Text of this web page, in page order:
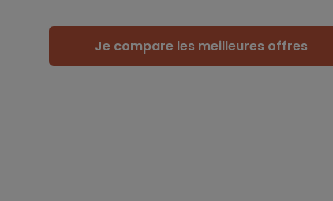
Je compare les meilleures offres